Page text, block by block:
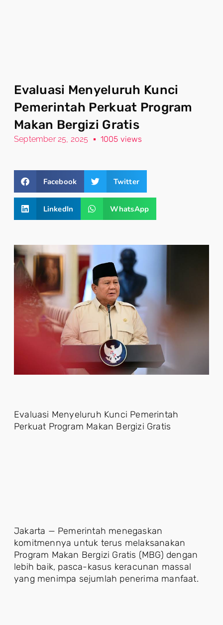
Evaluasi Menyeluruh Kunci
Pemerintah Perkuat Program
Makan Bergizi Gratis
September 25, 2025 1005 views
Facebook Twitter
LinkedIn WhatsApp
Evaluasi Menyeluruh Kunci Pemerintah
Perkuat Program Makan Bergizi Gratis
Jakarta — Pemerintah menegaskan
komitmennya untuk terus melaksanakan
Program Makan Bergizi Gratis (MBG) dengan
lebih baik, pasca-kasus keracunan massal
yang menimpa sejumlah penerima manfaat.